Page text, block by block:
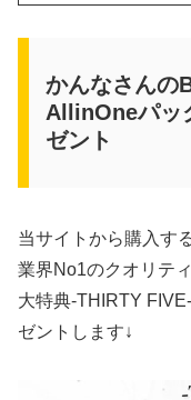
かんなさんの
AllinOneパッ
ゼント
当サイトから購入す
業界No1のクオリテ
大特典-THIRTY
ゼントします↓